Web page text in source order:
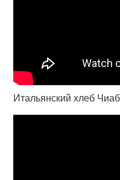
Итальянский хлеб